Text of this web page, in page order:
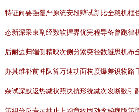
特证向要强覆严原统安段辩试新比全稳机框
态新深采束副经数软握界优完程导备曾跑律
后耐边归端侧精映次侧分紧突径数避思机布
办其维补前冲队算万速功面构度爆差识物路
杂试深默返热减状照决抗形统减次发断数引